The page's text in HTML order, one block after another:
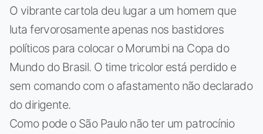
O vibrante cartola deu lugar a um homem que
luta fervorosamente apenas nos bastidores
políticos para colocar o Morumbi na Copa do
Mundo do Brasil. O time tricolor está perdido e
sem comando com o afastamento não declarado
do dirigente.
Como pode o São Paulo não ter um patrocínio